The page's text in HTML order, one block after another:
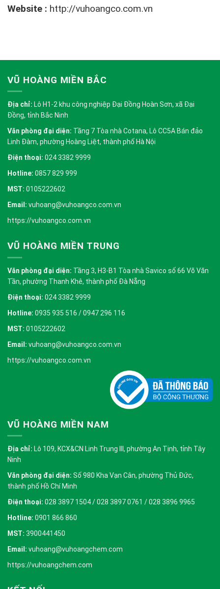
Website : http://vuhoangco.com.vn
VŨ HOÀNG MIỀN BẮC
Địa chỉ: Lô H1-2 khu công nghiệp Đại Đồng Hoàn Sơn, xã Đại
Đồng, tỉnh Bắc Ninh
Văn phòng đại diện: Tầng 7 Tòa nhà Cotana, Lô CC5A Bán đảo
Linh Đàm, phường Hoàng Liệt, thành phố Hà Nội
Điện thoại: 024 3382 9999
Hotline: 0857 829 999
MST: 0105222602
Email: vuhoang@vuhoangco.com.vn
https://vuhoangco.com.vn
VŨ HOÀNG MIỀN TRUNG
Văn phòng đại diện: Tầng 3, H3-B1 Tòa nhà Savico số 66 Võ Văn
Tần, phường Thanh Khê, thành phố Đà Nẵng
Điện thoại: 024 3382 9999
Hotline: 0935 935 516 / 0947 296 116
MST: 0105222602
Email: vuhoang@vuhoangco.com.vn
https://vuhoangco.com.vn
VŨ HOÀNG MIỀN NAM
Địa chỉ: Lô 109, KCX&CN Linh Trung III, phường An Tịnh, tỉnh Tây
Ninh
Văn phòng đại diện: Số 980 Kha Vạn Cân, phường Thủ Đức,
thành phố Hồ Chí Minh
Điện thoại: 028 3897 1504 / 028 3897 0761 / 028 3896 9965
Hotline: 0901 866 860
MST: 3900441450
Email: vuhoang@vuhoangchem.com
https://vuhoangchem.com